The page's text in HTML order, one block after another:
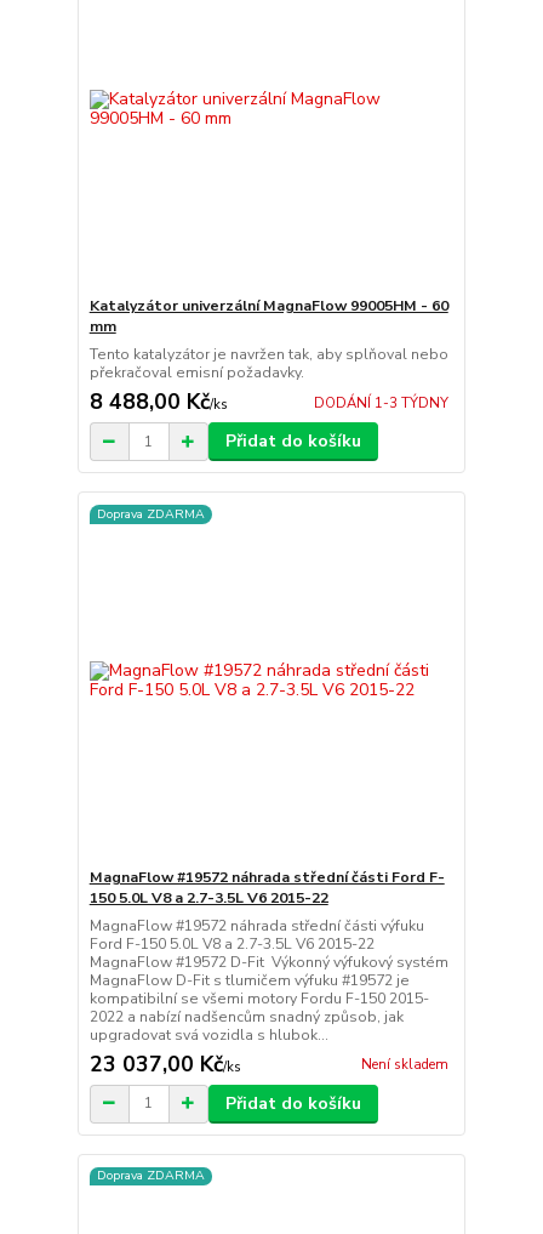
Katalyzátor univerzální MagnaFlow 99005HM - 60
mm
Tento katalyzátor je navržen tak, aby splňoval nebo
překračoval emisní požadavky.
8 488,00 Kč/ks DODÁNÍ 1-3 TÝDNY
Přidat do košíku
Doprava ZDARMA
MagnaFlow #19572 náhrada střední části Ford F-
150 5.0L V8 a 2.7-3.5L V6 2015-22
MagnaFlow #19572 náhrada střední části výfuku
Ford F-150 5.0L V8 a 2.7-3.5L V6 2015-22
MagnaFlow #19572 D-Fit Výkonný výfukový systém
MagnaFlow D-Fit s tlumičem výfuku #19572 je
kompatibilní se všemi motory Fordu F-150 2015-
2022 a nabízí nadšencům snadný způsob, jak
upgradovat svá vozidla s hlubok...
23 037,00 Kč/ks Není skladem
Přidat do košíku
Doprava ZDARMA